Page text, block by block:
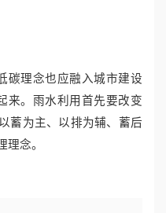
碳理念也应融入城市建设
来。雨水利用首先要改变
蓄为主、以排为辅、蓄后
念。